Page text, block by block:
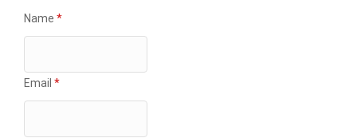
Name *
Email *